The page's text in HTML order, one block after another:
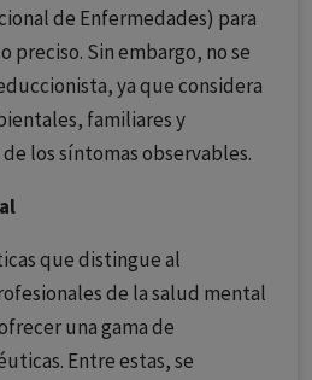
de Enfermedades) para
preciso. Sin embargo, no se
ya que considera
familiares y
los síntomas observables.
que distingue al
de la salud mental
una gama de
Entre estas, se